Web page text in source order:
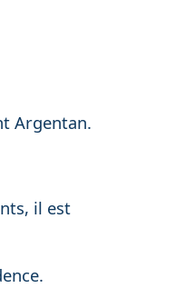
Argentan.
il est